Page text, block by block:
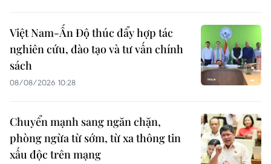
Việt Nam-Ấn Độ thúc đẩy hợp tác
nghiên cứu, đào tạo và tư vấn chính
sách
08/08/2026 10:28
Chuyển mạnh sang ngăn chặn,
phòng ngừa từ sớm, từ xa thông tin
xấu độc trên mạng